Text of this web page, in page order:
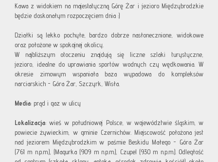
Kawa z widokiem na majestatyczną Górę Żar i jezioro Międzybrodzkie
będzie doskonałym rozpoczęciem dnia :)
Działki są lekko pochyłe, bardzo dobrze nasłonecznione, widokowe
oraz położone w spokojnej okolicy.
W najbliższym otoczeniu znajdują się liczne szlaki turystyczne,
jezioro, idealne do uprawiania sportów wodnych czy wędkowania. W
okresie zimowym wspaniała baza wypadowa do kompleksów
narciarskich - Góra Żar, Szczyrk, Wisła.
Media: prąd i gaz w ulicy
Lokalizacja:wieś w południowej Polsce, w województwie śląskim, w
powiecie żywieckim, w gminie Czernichów. Miejscowość położona jest
nad jeziorem Międzybrodzkim w paśmie Beskidu Małego - Góra Żar
(761 m n.p.m.), (Magurka (909 m n.p.m.), Czupel (930 m n.p.m.). Odległość